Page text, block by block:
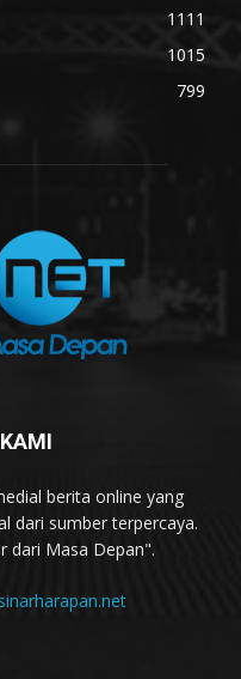
1111
1015
799
berita online yang
dari sumber terpercaya.
dari Masa Depan".